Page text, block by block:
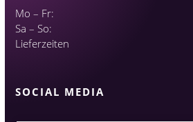
Mo – Fr:
Sa – So:
Lieferzeiten
SOCIAL MEDIA